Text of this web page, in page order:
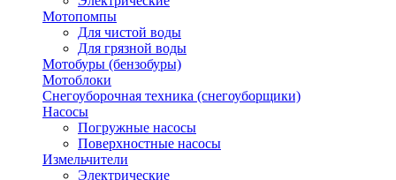
Мотопомпы
Для чистой воды
Для грязной воды
Мотобуры (бензобуры)
Мотоблоки
Снегоуборочная техника (снегоуборщики)
Насосы
Погружные насосы
Поверхностные насосы
Измельчители
Электрические